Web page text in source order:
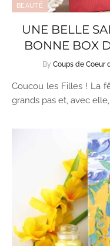
BEAUTÉ
UNE BELLE
BONNE BOX
By Coups de Coeur
Coucou les Filles ! La
grands pas et, avec